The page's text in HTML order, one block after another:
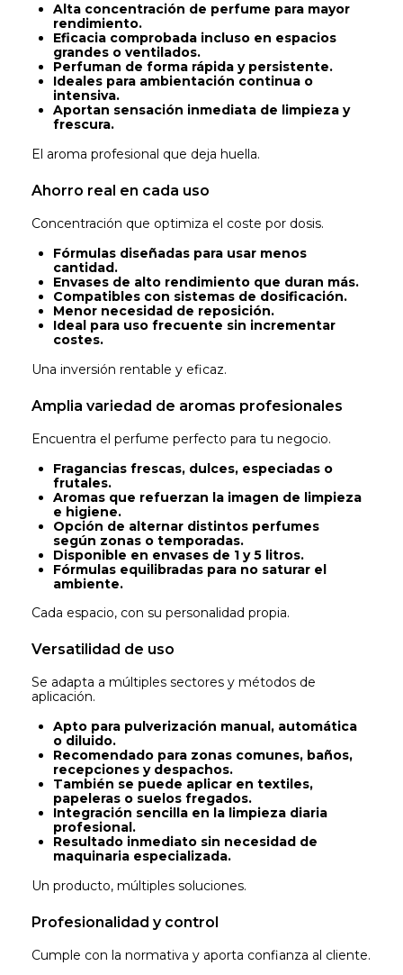
Alta concentración de perfume para mayor
rendimiento.
Eficacia comprobada incluso en espacios
grandes o ventilados.
Perfuman de forma rápida y persistente.
Ideales para ambientación continua o
intensiva.
Aportan sensación inmediata de limpieza y
frescura.
El aroma profesional que deja huella.
Ahorro real en cada uso
Concentración que optimiza el coste por dosis.
Fórmulas diseñadas para usar menos
cantidad.
Envases de alto rendimiento que duran más.
Compatibles con sistemas de dosificación.
Menor necesidad de reposición.
Ideal para uso frecuente sin incrementar
costes.
Una inversión rentable y eficaz.
Amplia variedad de aromas profesionales
Encuentra el perfume perfecto para tu negocio.
Fragancias frescas, dulces, especiadas o
frutales.
Aromas que refuerzan la imagen de limpieza
e higiene.
Opción de alternar distintos perfumes
según zonas o temporadas.
Disponible en envases de 1 y 5 litros.
Fórmulas equilibradas para no saturar el
ambiente.
Cada espacio, con su personalidad propia.
Versatilidad de uso
Se adapta a múltiples sectores y métodos de
aplicación.
Apto para pulverización manual, automática
o diluido.
Recomendado para zonas comunes, baños,
recepciones y despachos.
También se puede aplicar en textiles,
papeleras o suelos fregados.
Integración sencilla en la limpieza diaria
profesional.
Resultado inmediato sin necesidad de
maquinaria especializada.
Un producto, múltiples soluciones.
Profesionalidad y control
Cumple con la normativa y aporta confianza al cliente.